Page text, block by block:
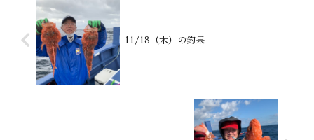
11/18（木）の釣果